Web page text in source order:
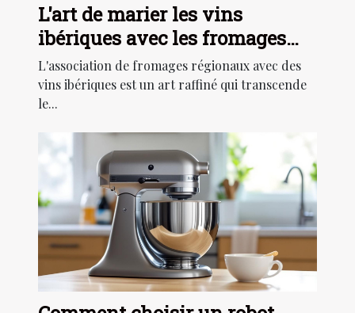
L'art de marier les vins
ibériques avec les fromages
régionaux
L'association de fromages régionaux avec des
vins ibériques est un art raffiné qui transcende
le...